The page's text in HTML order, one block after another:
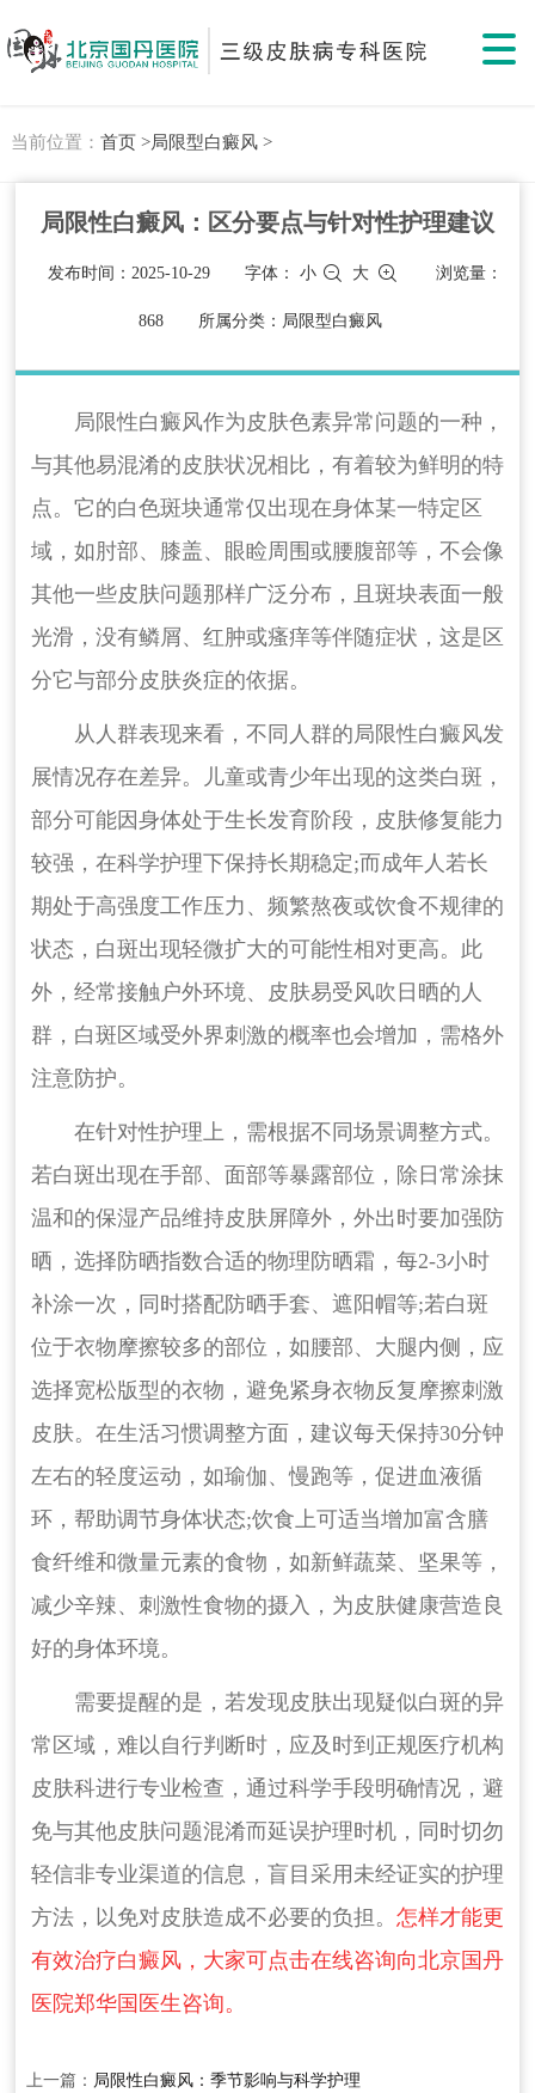
当前位置： 首页 >局限型白癜风 >
局限性白癜风：区分要点与针对性护理建议
发布时间：2025-10-29 字体：小 大 浏览量：
868 所属分类：局限型白癜风
局限性白癜风作为皮肤色素异常问题的一种，
与其他易混淆的皮肤状况相比，有着较为鲜明的特
点。它的白色斑块通常仅出现在身体某一特定区
域，如肘部、膝盖、眼睑周围或腰腹部等，不会像
其他一些皮肤问题那样广泛分布，且斑块表面一般
光滑，没有鳞屑、红肿或瘙痒等伴随症状，这是区
分它与部分皮肤炎症的依据。
从人群表现来看，不同人群的局限性白癜风发
展情况存在差异。儿童或青少年出现的这类白斑，
部分可能因身体处于生长发育阶段，皮肤修复能力
较强，在科学护理下保持长期稳定;而成年人若长
期处于高强度工作压力、频繁熬夜或饮食不规律的
状态，白斑出现轻微扩大的可能性相对更高。此
外，经常接触户外环境、皮肤易受风吹日晒的人
群，白斑区域受外界刺激的概率也会增加，需格外
注意防护。
在针对性护理上，需根据不同场景调整方式。
若白斑出现在手部、面部等暴露部位，除日常涂抹
温和的保湿产品维持皮肤屏障外，外出时要加强防
晒，选择防晒指数合适的物理防晒霜，每2-3小时
补涂一次，同时搭配防晒手套、遮阳帽等;若白斑
位于衣物摩擦较多的部位，如腰部、大腿内侧，应
选择宽松版型的衣物，避免紧身衣物反复摩擦刺激
皮肤。在生活习惯调整方面，建议每天保持30分钟
左右的轻度运动，如瑜伽、慢跑等，促进血液循
环，帮助调节身体状态;饮食上可适当增加富含膳
食纤维和微量元素的食物，如新鲜蔬菜、坚果等，
减少辛辣、刺激性食物的摄入，为皮肤健康营造良
好的身体环境。
需要提醒的是，若发现皮肤出现疑似白斑的异
常区域，难以自行判断时，应及时到正规医疗机构
皮肤科进行专业检查，通过科学手段明确情况，避
免与其他皮肤问题混淆而延误护理时机，同时切勿
轻信非专业渠道的信息，盲目采用未经证实的护理
方法，以免对皮肤造成不必要的负担。 怎样才能更
有效治疗白癜风，大家可点击在线咨询向北京国丹
医院郑华国医生咨询。
上一篇： 局限性白癜风：季节影响与科学护理